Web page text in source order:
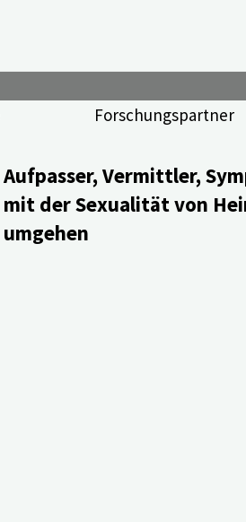
Forschungspartner
Aufpasser, Vermittler,
mit der Sexualität von
umgehen